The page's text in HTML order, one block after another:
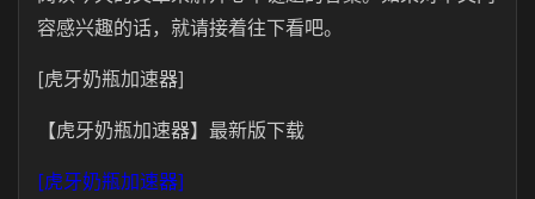
容感兴趣的话，就请接着往下看吧。
[虎牙奶瓶加速器]
【虎牙奶瓶加速器】最新版下载
[虎牙奶瓶加速器]